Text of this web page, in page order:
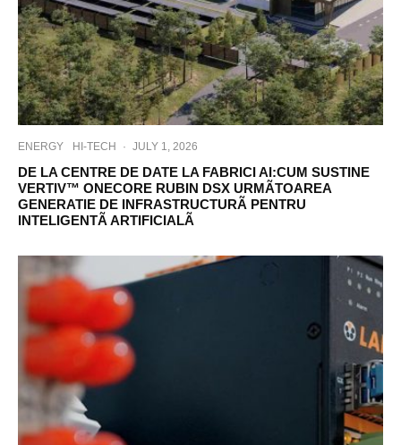
ENERGY HI-TECH · JULY 1, 2026
DE LA CENTRE DE DATE LA FABRICI AI:CUM SUSTINE
VERTIV™ ONECORE RUBIN DSX URMÃTOAREA
GENERATIE DE INFRASTRUCTURÃ PENTRU
INTELIGENTÃ ARTIFICIALÃ